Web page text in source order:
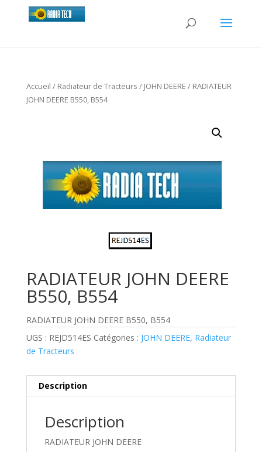
Accueil / Radiateur de Tracteurs / JOHN DEERE / RADIATEUR
JOHN DEERE B550, B554
RADIATEUR JOHN DEERE
B550, B554
RADIATEUR JOHN DEERE B550, B554
UGS : REJD514ES Catégories : JOHN DEERE, Radiateur
de Tracteurs
Description
Description
RADIATEUR JOHN DEERE